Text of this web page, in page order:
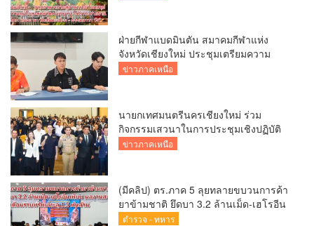
ฝ่ายกีฬาแบดมินตัน สมาคมกีฬาแห่ง
จังหวัดเชียงใหม่ ประชุมเตรียมความ
พร้อมคัดเลือกนักกีฬาเยาวชน ยุวชน และ
ข่าวภาคเหนือ
นายกเทศมนตรีนครเชียงใหม่ ร่วม
กิจกรรมเสวนาในการประชุมเชิงปฏิบัติ
การป้องกันการทุจริตเชิงรุก ขับเคลื่อน
ข่าวภาคเหนือ
(มีคลิป) ตร.ภาค 5 ลุยทลายขบวนการค้า
ยาข้ามชาติ ยึดบา 3.2 ล้านเม็ด-เฮโรอีน
เพียบ ผลงานสะสม 10 เดือนรวบทรัพย์
ตำรวจ - ทหาร